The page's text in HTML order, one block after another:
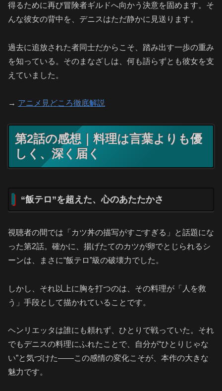
得るために再び冒険者ギルドへ向かう決意を固めます。そ
んな彼女の背中を、デニスはただ静かに見送ります。
過去に追放された者同士だからこそ、踏み出す一歩の重み
を知っている。そのまなざしは、何も語らずとも彼女を支
えていました。
→ アニメ見どころ徹底解説
第2話の感想｜料理は言葉よりも優
しく、深く届く
“飯テロ”を超えた、心のあたたかさ
視聴者の間では「カツ丼の描写がすごすぎる」と話題にな
った第2話。確かに、揚げたてのカツが卵でとじられるシ
ーンは、まさに“飯テロ”級の破壊力でした。
しかし、それ以上に胸を打つのは、その料理が「人を救
う」手段として描かれていることです。
ヘンリエッタは誰にも頼れず、ひとりで戦っていた。それ
でもデニスの料理にふれたことで、自分が“ひとりじゃな
い”と気づけた――この感情の変化こそが、本作の大きな
魅力です。